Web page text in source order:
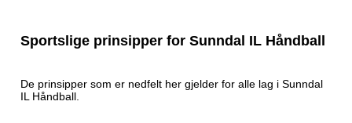
Sportslige prinsipper for Sunndal IL Håndball
De prinsipper som er nedfelt her gjelder for alle lag i Sunndal
IL Håndball.